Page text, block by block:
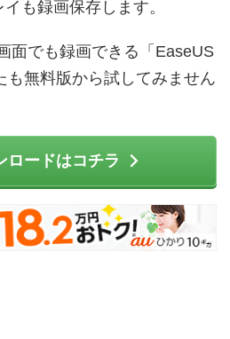
も録画保存します。
面でも録画できる「EaseUS
も無料版から試してみません
ロードはコチラ